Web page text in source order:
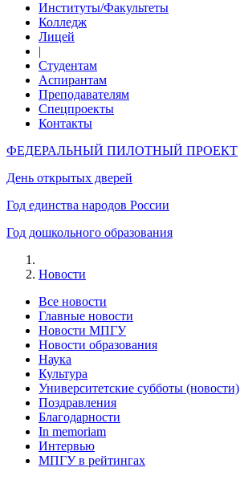
Институты/Факультеты
Колледж
Лицей
|
Студентам
Аспирантам
Преподавателям
Спецпроекты
Контакты
ФЕДЕРАЛЬНЫЙ ПИЛОТНЫЙ ПРОЕКТ
День открытых дверей
Год единства народов России
Год дошкольного образования
Новости
Все новости
Главные новости
Новости МПГУ
Новости образования
Наука
Культура
Университетские субботы (новости)
Поздравления
Благодарности
In memoriam
Интервью
МПГУ в рейтингах